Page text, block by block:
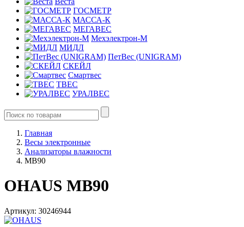
ГОСМЕТР
МАССА-К
МЕГАВЕС
Мехэлектрон-М
МИДЛ
ПетВес (UNIGRAM)
СКЕЙЛ
Смартвес
ТВЕС
УРАЛВЕС
Главная
Весы электронные
Анализаторы влажности
MB90
OHAUS MB90
Артикул: 30246944